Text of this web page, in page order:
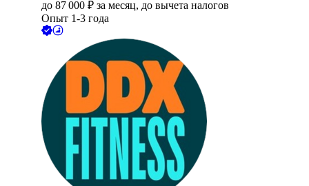
до 87 000 ₽ за месяц, до вычета налогов
Опыт 1-3 года